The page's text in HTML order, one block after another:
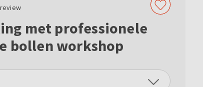
review
met professionele
bollen workshop